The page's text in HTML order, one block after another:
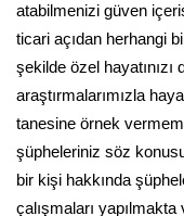
atabilmenizi güven
ticari açıdan herhangi
şekilde özel
araştırmalarımızla
tanesine örnek
şüpheleriniz söz
bir kişi hakkında
çalışmaları